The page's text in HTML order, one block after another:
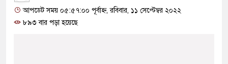
আপডেট সময় ০৫:৫৭:০০ পূর্বাহ্ন, রবিবার, ১১ সেপ্টেম্বর ২০২২
৮৯৩ বার পড়া হয়েছে